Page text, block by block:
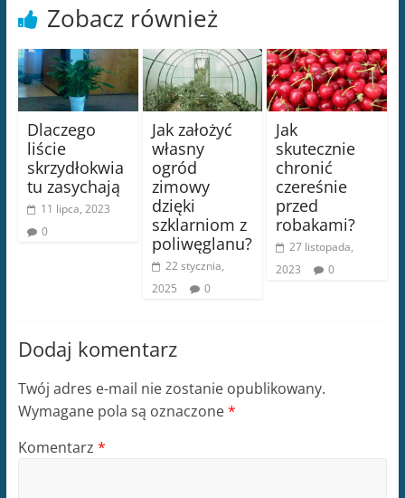
Zobacz również
Dlaczego
liście
skrzydłokwia
tu zasychają
11 lipca, 2023
0
Jak założyć
własny
ogród
zimowy
dzięki
szklarniom z
poliwęglanu?
22 stycznia,
2025
0
Jak
skutecznie
chronić
czereśnie
przed
robakami?
27 listopada,
2023
0
Dodaj komentarz
Twój adres e-mail nie zostanie opublikowany.
Wymagane pola są oznaczone*
Komentarz *